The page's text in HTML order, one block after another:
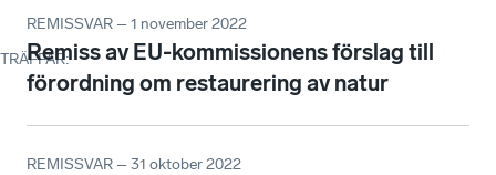
TRÄFFAR:
REMISSVAR – 1 november 2022
Remiss av EU-kommissionens förslag till
förordning om restaurering av natur
REMISSVAR – 31 oktober 2022